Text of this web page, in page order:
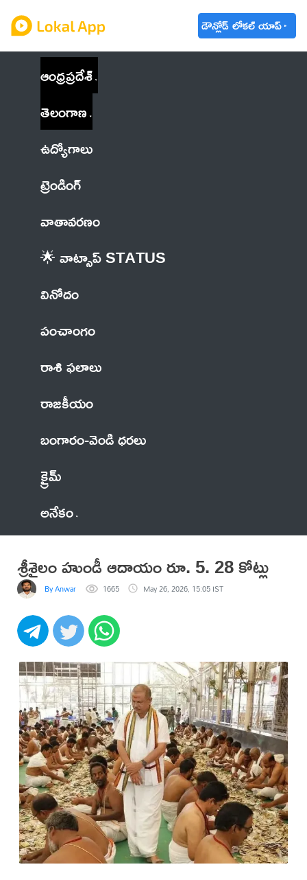
డౌన్లోడ్ లోకల్ యాప్
ఆంధ్రప్రదేశ్
తెలంగాణ
ఉద్యోగాలు
ట్రెండింగ్
వాతావరణం
🌟 వాట్సాప్ STATUS
వినోదం
పంచాంగం
రాశి ఫలాలు
రాజకీయం
బంగారం-వెండి ధరలు
క్రైమ్
అనేకం
శ్రీశైలం హుండీ ఆదాయం రూ. 5. 28 కోట్లు
By Anwar 1665 May 26, 2026, 15:05 IST